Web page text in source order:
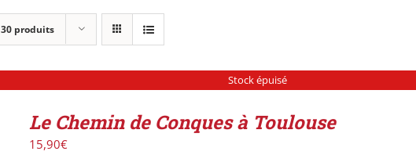
30 produits
Stock épuisé
Le Chemin de Conques à Toulouse
15,90€